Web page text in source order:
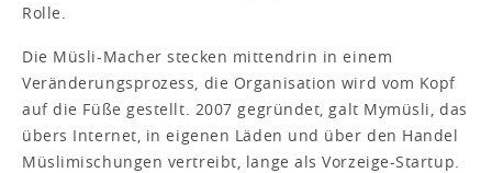
Rolle.
Die Müsli-Macher stecken mittendrin in einem
Veränderungsprozess, die Organisation wird vom Kopf
auf die Füße gestellt. 2007 gegründet, galt Mymüsli, das
übers Internet, in eigenen Läden und über den Handel
Müslimischungen vertreibt, lange als Vorzeige-Startup.